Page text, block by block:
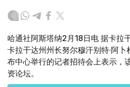
哈通社阿斯塔纳2月18日电 据卡拉
卡拉干达州州长努尔穆汗别特∙阿
布中心举行的记者招待会上表示，
资论坛。